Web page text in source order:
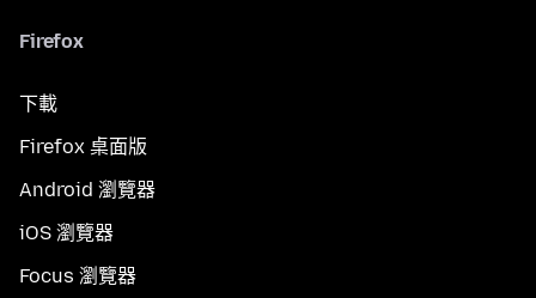
Firefox
下載
Firefox 桌面版
Android 瀏覽器
iOS 瀏覽器
Focus 瀏覽器